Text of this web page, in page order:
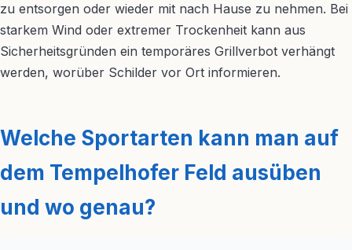
zu entsorgen oder wieder mit nach Hause zu nehmen. Bei
starkem Wind oder extremer Trockenheit kann aus
Sicherheitsgründen ein temporäres Grillverbot verhängt
werden, worüber Schilder vor Ort informieren.
Welche Sportarten kann man auf
dem Tempelhofer Feld ausüben
und wo genau?